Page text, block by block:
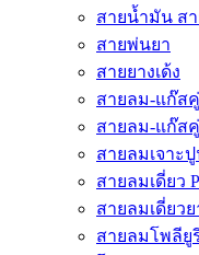
สายน้ำมัน ส
สายพ่นยา
สายยางเด้ง
สายลม-แก๊ส
สายลม-แก๊ส
สายลมเจาะ
สายลมเดี่ยว
สายลมเดี่ยว
สายลมโพลียู